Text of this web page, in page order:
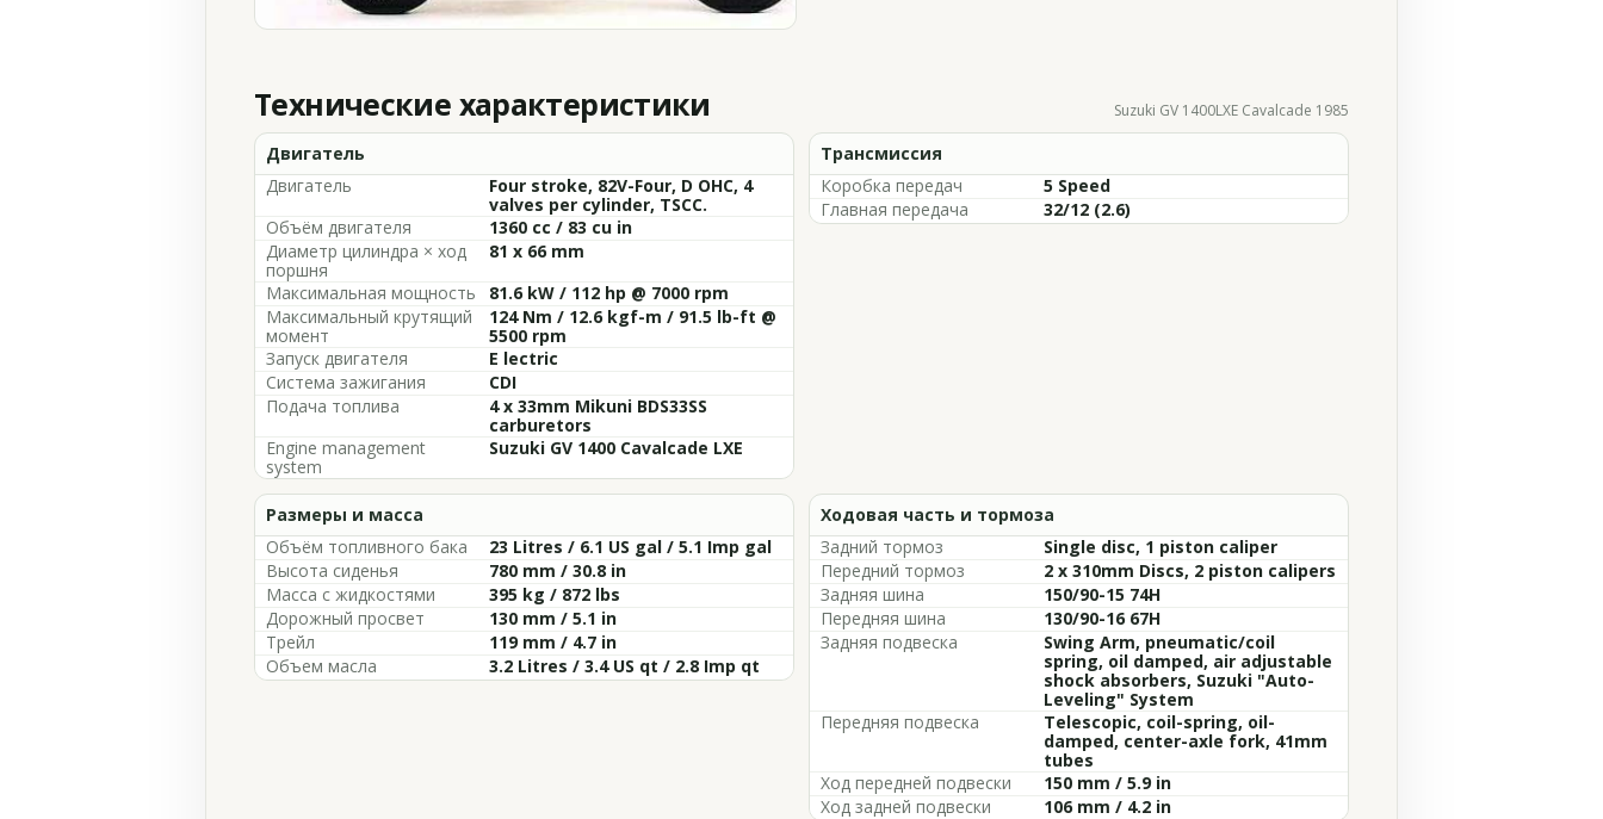
Технические характеристики Suzuki GV 1400LXE Cavalcade 1985
Двигатель
Двигатель
Four stroke, 82V-Four, D OHC, 4
valves per cylinder, TSCC.
Объём двигателя
1360 cc / 83 cu in
Диаметр цилиндра × ход
поршня
81 x 66 mm
Максимальная мощность
81.6 kW / 112 hp @ 7000 rpm
Максимальный крутящий
момент
124 Nm / 12.6 kgf-m / 91.5 lb-ft @
5500 rpm
Запуск двигателя
E lectric
Система зажигания
CDI
Подача топлива
4 x 33mm Mikuni BDS33SS
carburetors
Engine management
system
Suzuki GV 1400 Cavalcade LXE
Трансмиссия
Коробка передач
5 Speed
Главная передача
32/12 (2.6)
Размеры и масса
Объём топливного бака
23 Litres / 6.1 US gal / 5.1 Imp gal
Высота сиденья
780 mm / 30.8 in
Масса с жидкостями
395 kg / 872 lbs
Дорожный просвет
130 mm / 5.1 in
Трейл
119 mm / 4.7 in
Объем масла
3.2 Litres / 3.4 US qt / 2.8 Imp qt
Ходовая часть и тормоза
Задний тормоз
Single disc, 1 piston caliper
Передний тормоз
2 x 310mm Discs, 2 piston calipers
Задняя шина
150/90-15 74H
Передняя шина
130/90-16 67H
Задняя подвеска
Swing Arm, pneumatic/coil
spring, oil damped, air adjustable
shock absorbers, Suzuki "Auto-
Leveling" System
Передняя подвеска
Telescopic, coil-spring, oil-
damped, center-axle fork, 41mm
tubes
Ход передней подвески
150 mm / 5.9 in
Ход задней подвески
106 mm / 4.2 in